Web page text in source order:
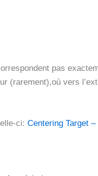
pas
(rarement),où vers
ci: Centering Target